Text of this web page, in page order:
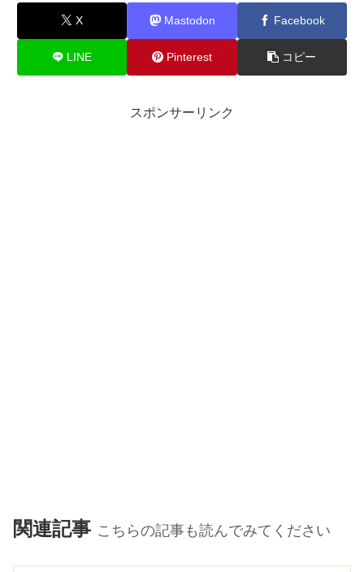
X Mastodon Facebook
LINE Pinterest コピー
スポンサーリンク
関連記事 こちらの記事も読んでみてください